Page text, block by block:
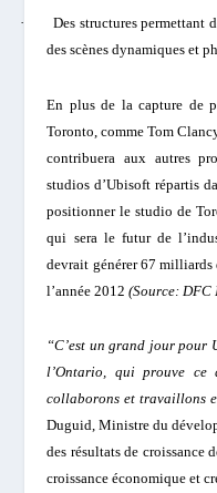
·
Des structures permettant
des scènes dynamiques et
En plus de la capture de
Toronto, comme Tom
contribuera aux autres
studios d’Ubisoft répartis
positionner le studio de
qui sera le futur de
devrait générer 67 milliards
l’année 2012(Source: DFC
“C’est un grand jour pour
l’Ontario, qui prouve ce
collaborons et travaillons
Duguid, Ministre du
des résultats de croissance
croissance économique et